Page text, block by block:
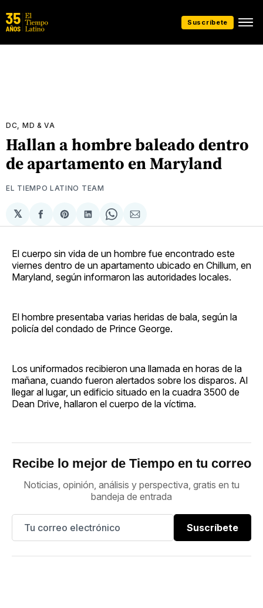
Suscríbete
DC, MD & VA
Hallan a hombre baleado dentro
de apartamento en Maryland
EL TIEMPO LATINO TEAM
𝕏
Compartir
en
Share
on
Compartir
en
Share
on
Compartir
via
El cuerpo sin vida de un hombre fue encontrado este
viernes dentro de un apartamento ubicado en Chillum, en
Maryland, según informaron las autoridades locales.
El hombre presentaba varias heridas de bala, según la
policía del condado de Prince George.
Los uniformados recibieron una llamada en horas de la
mañana, cuando fueron alertados sobre los disparos. Al
llegar al lugar, un edificio situado en la cuadra 3500 de
Dean Drive, hallaron el cuerpo de la víctima.
Recibe lo mejor de Tiempo en tu correo
Noticias, opinión, análisis y perspectiva, gratis en tu
bandeja de entrada
Suscríbete